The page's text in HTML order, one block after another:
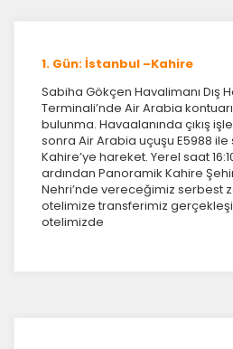
1. Gün: İstanbul –Kahire
Sabiha Gökçen Havalimanı Dış
Terminali’nde Air Arabia kontuarı
bulunma. Havaalanında çıkış
sonra Air Arabia uçuşu E5988 ile
Kahire’ye hareket. Yerel saat
ardından Panoramik Kahire
Nehri’nde vereceğimiz serbest
otelimize transferimiz
otelimizde